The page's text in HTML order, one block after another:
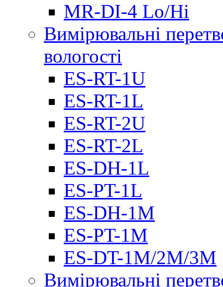
MR-DI-4 Lo/Hi
Вимірювальні
вологості
ES-RT-1U
ES-RT-1L
ES-RT-2U
ES-RT-2L
ES-DH-1L
ES-PT-1L
ES-DH-1M
ES-PT-1M
ES-DT-1M/2M/3M
Вимірювальні